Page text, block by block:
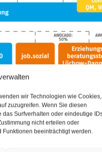
wir Technologien wie Cookies,
zuzugreifen. Wenn Sie diesen
Surfverhalten oder eindeutige
nicht erteilen oder
Funktionen beeinträchtigt werden.